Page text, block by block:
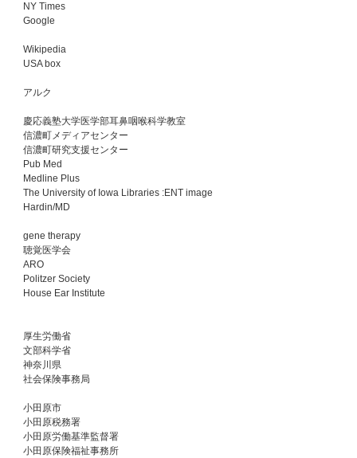
NY Times
Google
Wikipedia
USA box
アルク
慶応義塾大学医学部耳鼻咽喉科学教室
信濃町メディアセンター
信濃町研究支援センター
Pub Med
Medline Plus
The University of Iowa Libraries :ENT image
Hardin/MD
gene therapy
聴覚医学会
ARO
Politzer Society
House Ear Institute
厚生労働省
文部科学省
神奈川県
社会保険事務局
小田原市
小田原税務署
小田原労働基準監督署
小田原保険福祉事務所